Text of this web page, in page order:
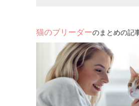
猫のブリーダーのまとめの記